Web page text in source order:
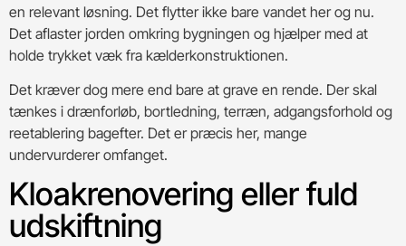
en relevant løsning. Det flytter ikke bare vandet her og nu.
Det aflaster jorden omkring bygningen og hjælper med at
holde trykket væk fra kælderkonstruktionen.
Det kræver dog mere end bare at grave en rende. Der skal
tænkes i drænforløb, bortledning, terræn, adgangsforhold og
reetablering bagefter. Det er præcis her, mange
undervurderer omfanget.
Kloakrenovering eller fuld
udskiftning